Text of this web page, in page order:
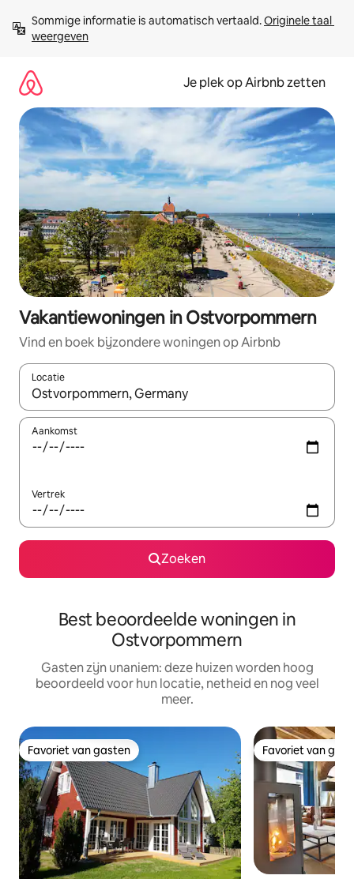
direct
naar
Sommige informatie is automatisch vertaald. Originele taal
weergeven
Je plek op Airbnb zetten
Vakantiewoningen in Ostvorpommern
Vind en boek bijzondere woningen op Airbnb
Locatie
Wanneer er resultaten beschikbaar zijn, maak je een keuze
Aankomst
Vertrek
Zoeken
Best beoordeelde woningen in
Ostvorpommern
Gasten zijn unaniem: deze huizen worden hoog
beoordeeld voor hun locatie, netheid en nog veel
meer.
Favoriet van gasten
Favoriet van gasten Favoriet van
Favoriet van